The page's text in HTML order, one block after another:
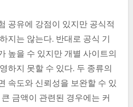
공유에 강점이 있지만 공식적
지는 않는다. 반대로 공식 기
높을 수 있지만 개별 사이트의
하지 못할 수 있다. 두 종류의
속도와 신뢰성을 보완할 수 있
금액이 관련된 경우에는 커